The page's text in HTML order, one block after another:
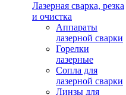
Лазерная сварка, резка
и очистка
Аппараты
лазерной сварки
Горелки
лазерные
Сопла для
лазерной сварки
Линзы для